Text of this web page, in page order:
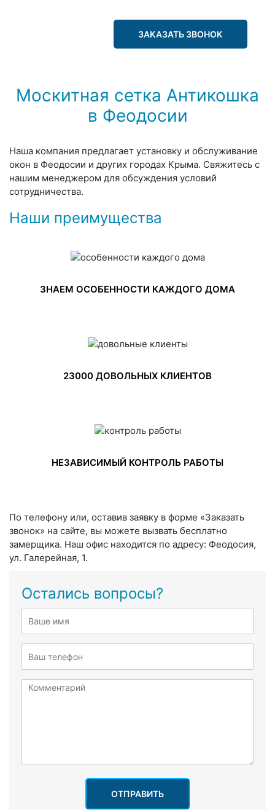
ЗАКАЗАТЬ ЗВОНОК
Москитная сетка Антикошка
в Феодосии
Наша компания предлагает установку и обслуживание
окон в Феодосии и других городах Крыма. Свяжитесь с
нашим менеджером для обсуждения условий
сотрудничества.
Наши преимущества
ЗНАЕМ ОСОБЕННОСТИ КАЖДОГО ДОМА
23000 ДОВОЛЬНЫХ КЛИЕНТОВ
НЕЗАВИСИМЫЙ КОНТРОЛЬ РАБОТЫ
По телефону или, оставив заявку в форме «Заказать
звонок» на сайте, вы можете вызвать бесплатно
замерщика. Наш офис находится по адресу: Феодосия,
ул. Галерейная, 1.
Остались вопросы?
ОТПРАВИТЬ